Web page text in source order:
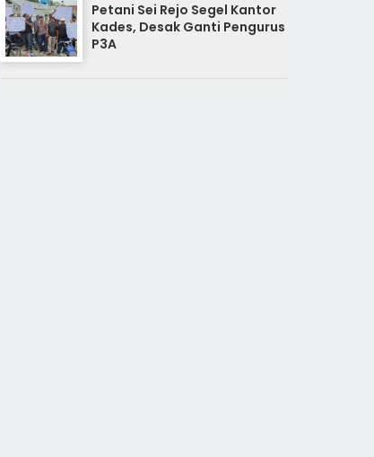
Petani Sei Rejo Segel Kantor
Kades, Desak Ganti Pengurus
P3A